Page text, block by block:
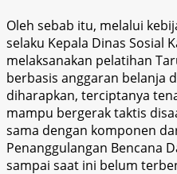
Oleh sebab itu, melalui
selaku Kepala Dinas Sosial
melaksanakan pelatihan
berbasis anggaran belanja
diharapkan, terciptanya
mampu bergerak taktis
sama dengan komponen
Penanggulangan Bencana
sampai saat ini belum